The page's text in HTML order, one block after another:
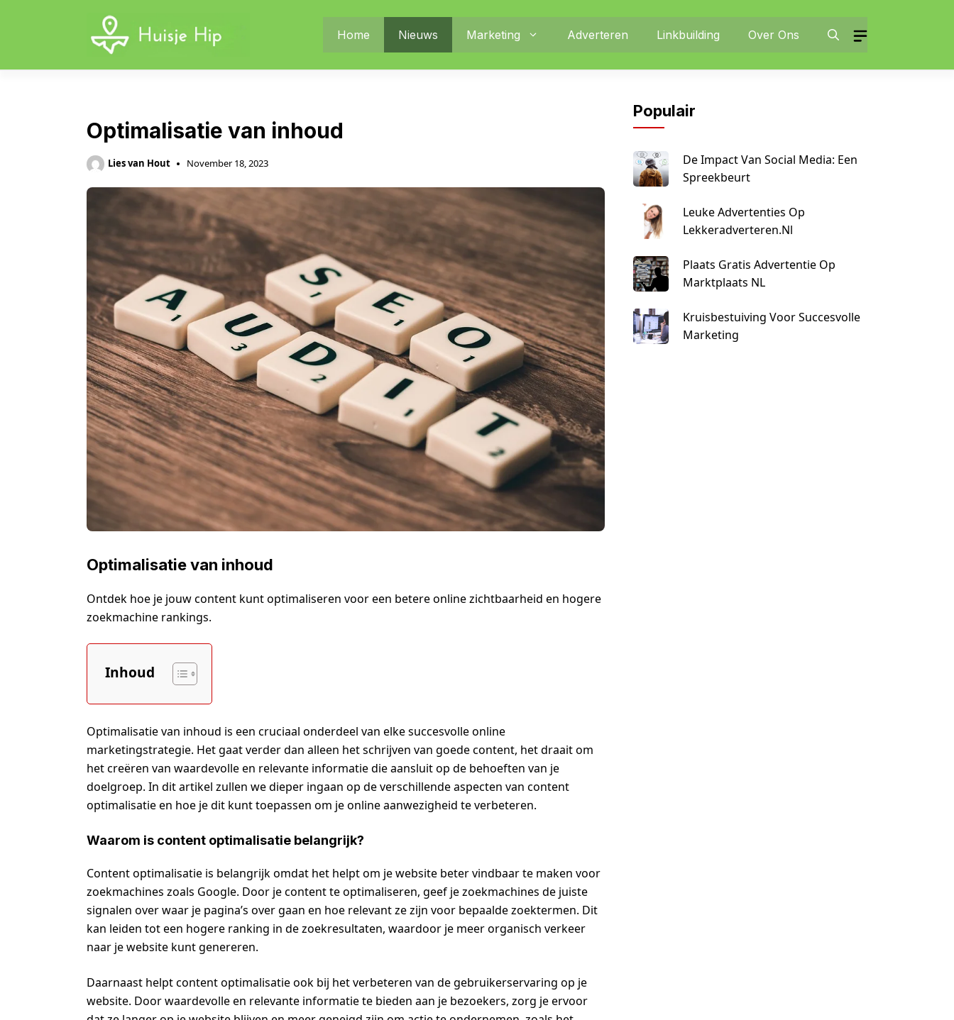
Home Nieuws Marketing Adverteren Linkbuilding Over Ons
Optimalisatie van inhoud
Lies van Hout November 18, 2023
Optimalisatie van inhoud
Ontdek hoe je jouw content kunt optimaliseren voor een betere online zichtbaarheid en hogere
zoekmachine rankings.
Inhoud
Optimalisatie van inhoud is een cruciaal onderdeel van elke succesvolle online
marketingstrategie. Het gaat verder dan alleen het schrijven van goede content, het draait om
het creëren van waardevolle en relevante informatie die aansluit op de behoeften van je
doelgroep. In dit artikel zullen we dieper ingaan op de verschillende aspecten van content
optimalisatie en hoe je dit kunt toepassen om je online aanwezigheid te verbeteren.
Waarom is content optimalisatie belangrijk?
Content optimalisatie is belangrijk omdat het helpt om je website beter vindbaar te maken voor
zoekmachines zoals Google. Door je content te optimaliseren, geef je zoekmachines de juiste
signalen over waar je pagina’s over gaan en hoe relevant ze zijn voor bepaalde zoektermen. Dit
kan leiden tot een hogere ranking in de zoekresultaten, waardoor je meer organisch verkeer
naar je website kunt genereren.
Daarnaast helpt content optimalisatie ook bij het verbeteren van de gebruikerservaring op je
website. Door waardevolle en relevante informatie te bieden aan je bezoekers, zorg je ervoor
Populair
De Impact Van Social Media: Een
Spreekbeurt
Leuke Advertenties Op
Lekkeradverteren.nl
Plaats Gratis Advertentie Op
Marktplaats NL
Kruisbestuiving Voor Succesvolle
Marketing